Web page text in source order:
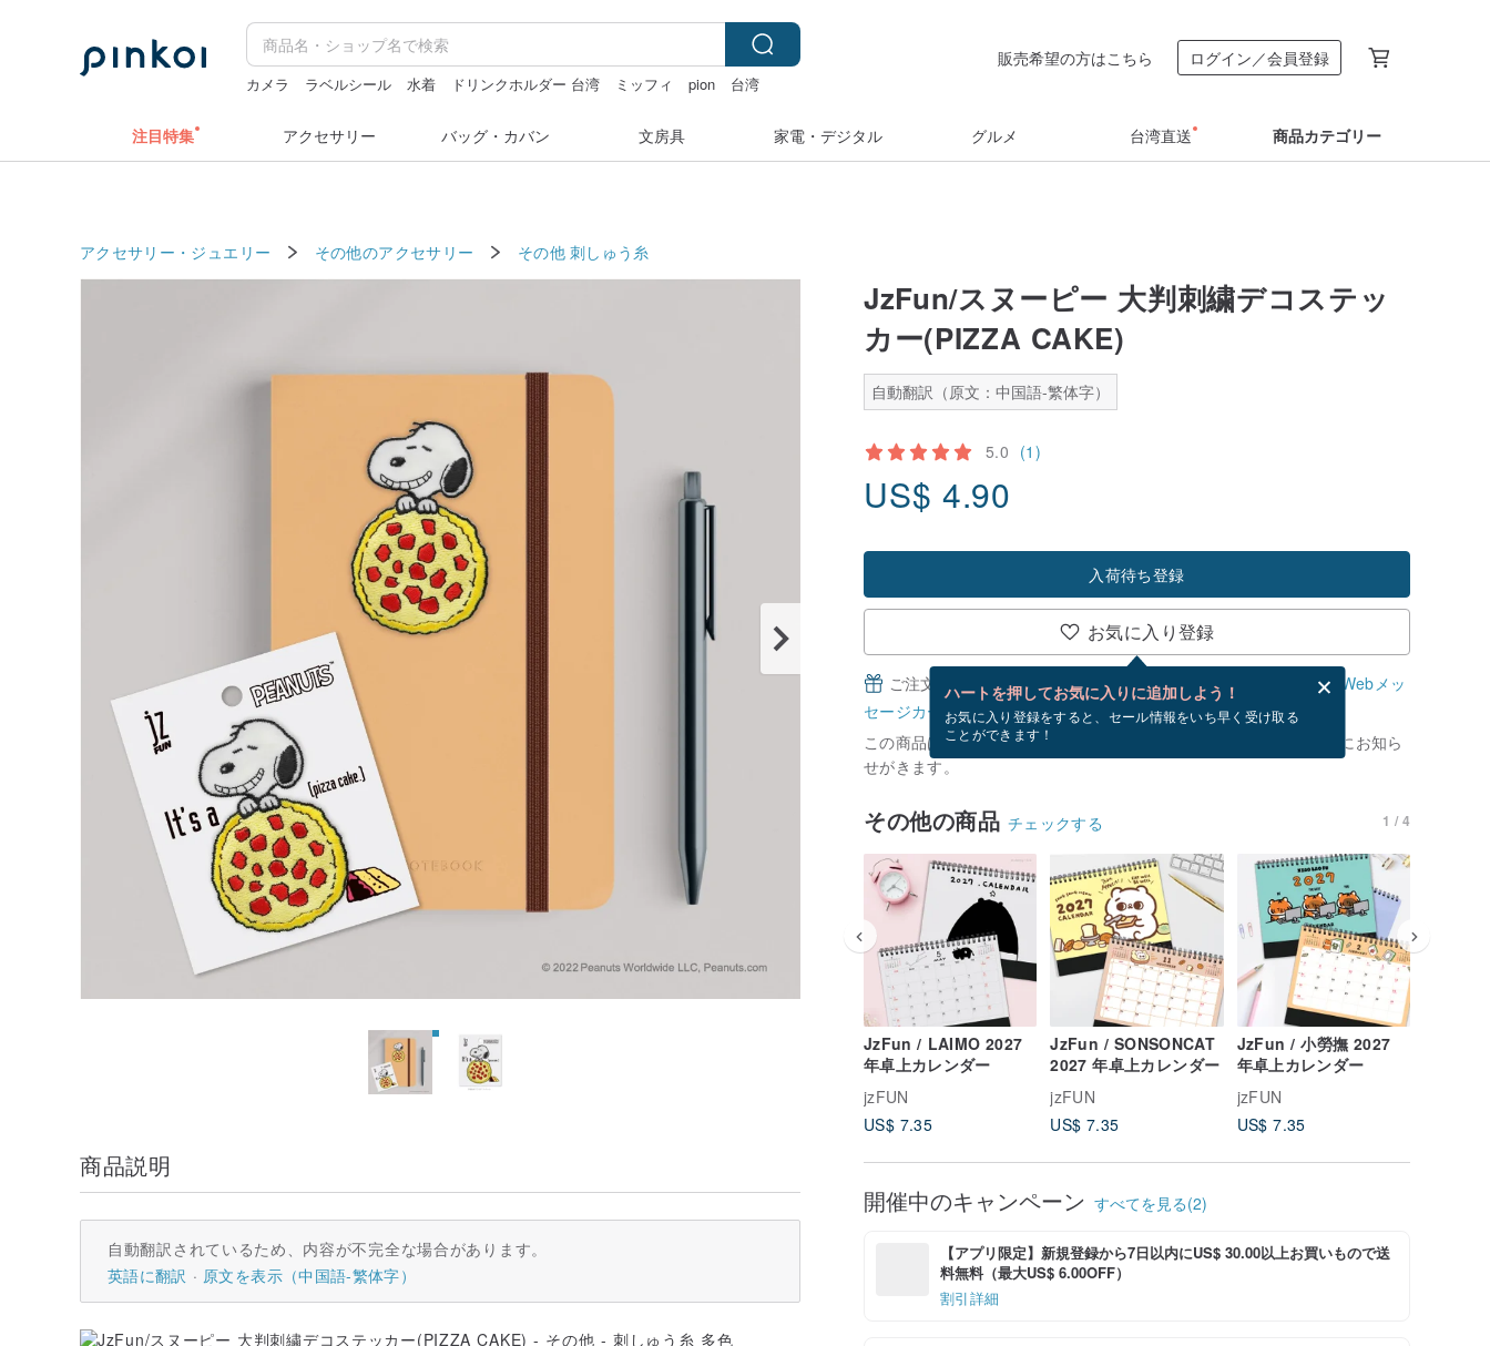
カメラ ラベルシール 水着 ドリンクホルダー 台湾 ミッフィ pion
台湾
販売希望の方はこちら ログイン／会員登録
注目特集 アクセサリー バッグ・カバン 文房具 家電・デジタル グルメ 台湾直送 商品カテゴリー
アクセサリー・ジュエリー その他のアクセサリー その他 刺しゅう糸
JzFun/スヌーピー 大判刺繍デコステッ
カー(PIZZA CAKE)
自動翻訳（原文：中国語-繁体字）
5.0 (1)
US$ 4.90
入荷待ち登録
お気に入り登録
ハートを押してお気に入りに追加しよう！
お気に入り登録をすると、セール情報をいち早く受け取る
ことができます！
ご注文完了後、無料でWebメッセージカードを作成できます。
Webメッ
セージカードとは？
この商品は現在在庫がありません。 [ 入荷待ち ] を押すと、優先的にお知ら
せがきます。
その他の商品 チェックする 1 / 4
JzFun / LAIMO 2027
年卓上カレンダー
jzFUN
US$ 7.35
JzFun / SONSONCAT
2027 年卓上カレンダー
jzFUN
US$ 7.35
JzFun / 小勞撫 2027
年卓上カレンダー
jzFUN
US$ 7.35
開催中のキャンペーン すべてを見る(2)
【アプリ限定】新規登録から7日以内にUS$ 30.00以上お買いもので送
料無料（最大US$ 6.00OFF）
割引詳細
商品説明
自動翻訳されているため、内容が不完全な場合があります。
英語に翻訳
原文を表示（中国語-繁体字）